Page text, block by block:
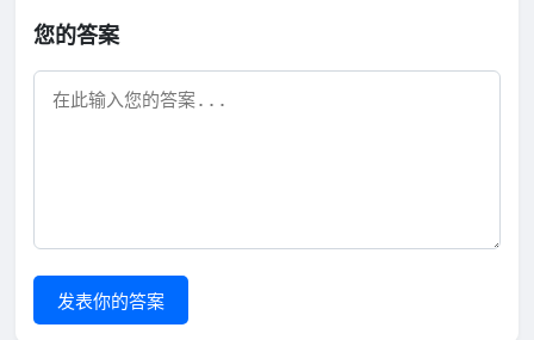
您的答案
发表你的答案